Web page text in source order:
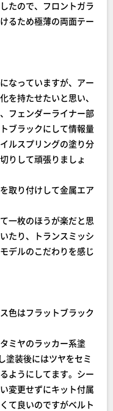
たので、フロントガラ
るため極薄の両面テー
なっていますが、アー
を持たせたいと思い、
フェンダーライナー部
ブラックにして情報量
ルスプリングの塗り分
りして頑張りましょ
取り付けして金属エア
一枚のほうが楽だと思
たり、トランスミッシ
デルのこだわりを感じ
色はフラットブラック
ミヤのラッカー系塗
塗装後にはツヤをセミ
ようにしてます。シー
変更せずにキット付属
て良いのですがベルト